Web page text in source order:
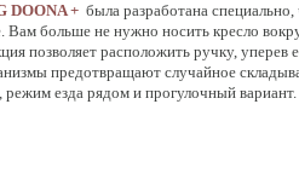
DOONA + была разработана
больше не нужно носить кресло
позволяет расположить ручку,
предотвращают случайное
езда рядом и прогулочный